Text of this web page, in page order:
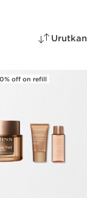
Urutkan
off on refill